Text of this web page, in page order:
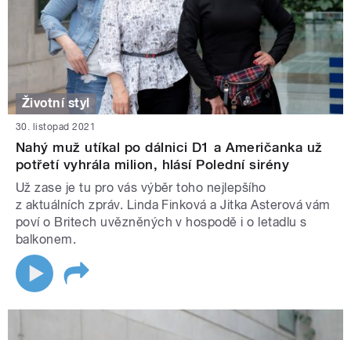
Životní styl
30. listopad 2021
Nahý muž utíkal po dálnici D1 a Američanka už
potřetí vyhrála milion, hlásí Polední sirény
Už zase je tu pro vás výběr toho nejlepšího
z aktuálních zpráv. Linda Finková a Jitka Asterová vám
poví o Britech uvězněných v hospodě i o letadlu s
balkonem.